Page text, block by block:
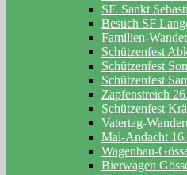
SF. Sankt
Besuch SF
Familien-
Schützenfest
Schützenfest
Schützenfest
Zapfenstreich
Schützenfest
Vatertag-
Mai-Andacht
Wagenbau-
Bierwagen